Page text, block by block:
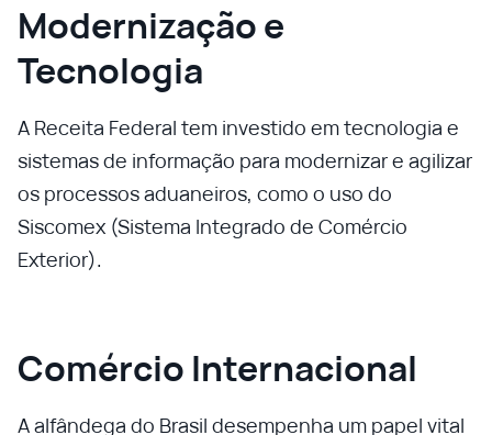
Modernização e
Tecnologia
A Receita Federal tem investido em tecnologia e
sistemas de informação para modernizar e agilizar
os processos aduaneiros, como o uso do
Siscomex (Sistema Integrado de Comércio
Exterior).
Comércio Internacional
A alfândega do Brasil desempenha um papel vital